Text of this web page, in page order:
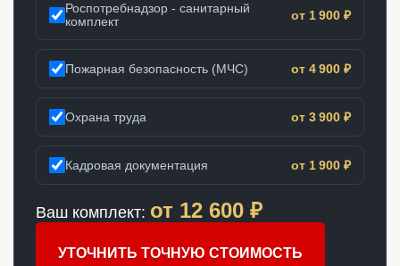
Роспотребнадзор - санитарный
комплект
от 1 900 ₽
Пожарная безопасность (МЧС) от 4 900 ₽
Охрана труда от 3 900 ₽
Кадровая документация от 1 900 ₽
Ваш комплект: от 12 600 ₽
УТОЧНИТЬ ТОЧНУЮ СТОИМОСТЬ